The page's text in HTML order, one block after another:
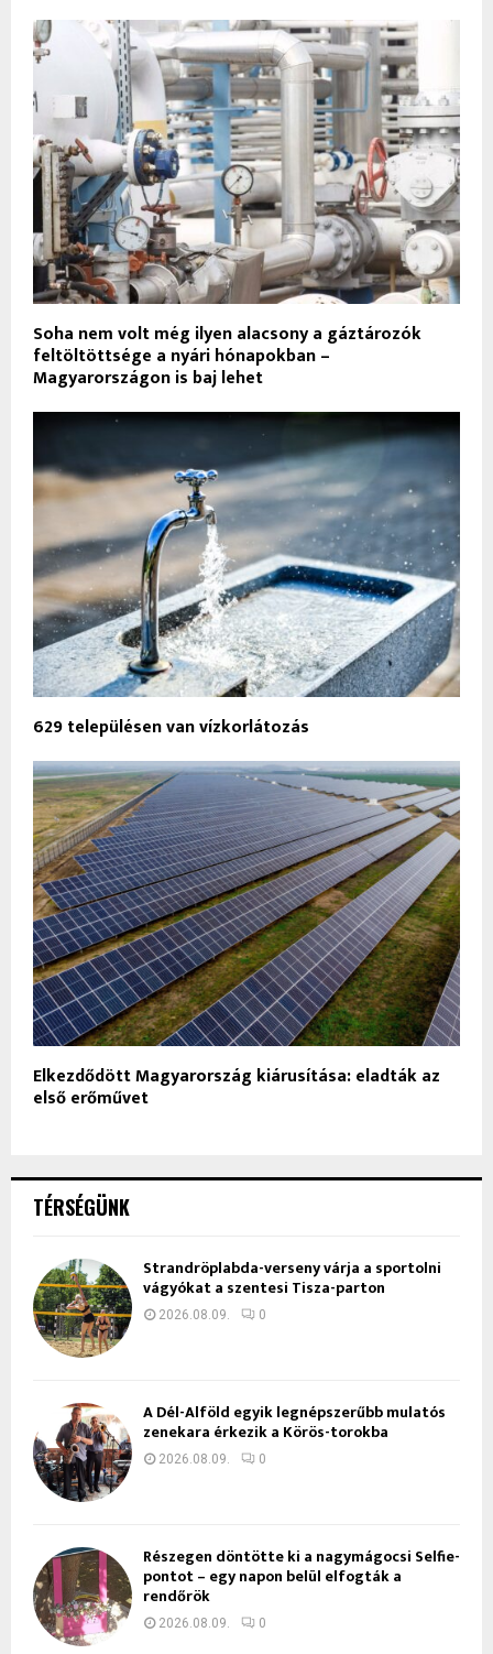
Soha nem volt még ilyen alacsony a gáztározók
feltöltöttsége a nyári hónapokban –
Magyarországon is baj lehet
629 településen van vízkorlátozás
Elkezdődött Magyarország kiárusítása: eladták az
első erőművet
TÉRSÉGÜNK
Strandröplabda-verseny várja a sportolni
vágyókat a szentesi Tisza-parton
2026.08.09. 0
A Dél-Alföld egyik legnépszerűbb mulatós
zenekara érkezik a Körös-torokba
2026.08.09. 0
Részegen döntötte ki a nagymágocsi Selfie-
pontot – egy napon belül elfogták a
rendőrök
2026.08.09. 0